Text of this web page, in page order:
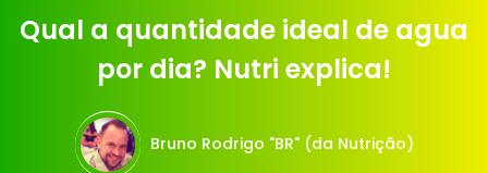
Qual a quantidade ideal de agua
por dia? Nutri explica!
Bruno Rodrigo "BR" (da Nutrição)